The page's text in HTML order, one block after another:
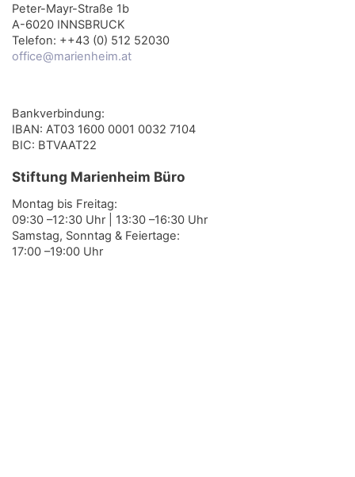
Peter-Mayr-Straße 1b
A-6020 INNSBRUCK
Telefon: ++43 (0) 512 52030
office@marienheim.at
Bankverbindung:
IBAN: AT03 1600 0001 0032 7104
BIC: BTVAAT22
Stiftung Marienheim Büro
Montag bis Freitag:
09:30 –12:30 Uhr | 13:30 –16:30 Uhr
Samstag, Sonntag & Feiertage:
17:00 –19:00 Uhr